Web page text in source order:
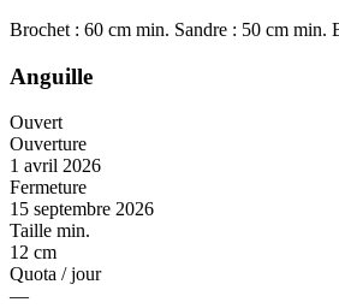
Brochet : 60 cm min. Sandre : 50 cm min.
Anguille
Ouvert
Ouverture
1 avril 2026
Fermeture
15 septembre 2026
Taille min.
12 cm
Quota / jour
—